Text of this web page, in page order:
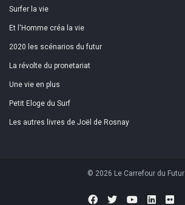
Surfer la vie
Et l'Homme créa la vie
2020 les scénarios du futur
La révolte du pronetariat
Une vie en plus
Petit Eloge du Surf
Les autres livres de Joël de Rosnay
© 2026 Le Carrefour du Futur